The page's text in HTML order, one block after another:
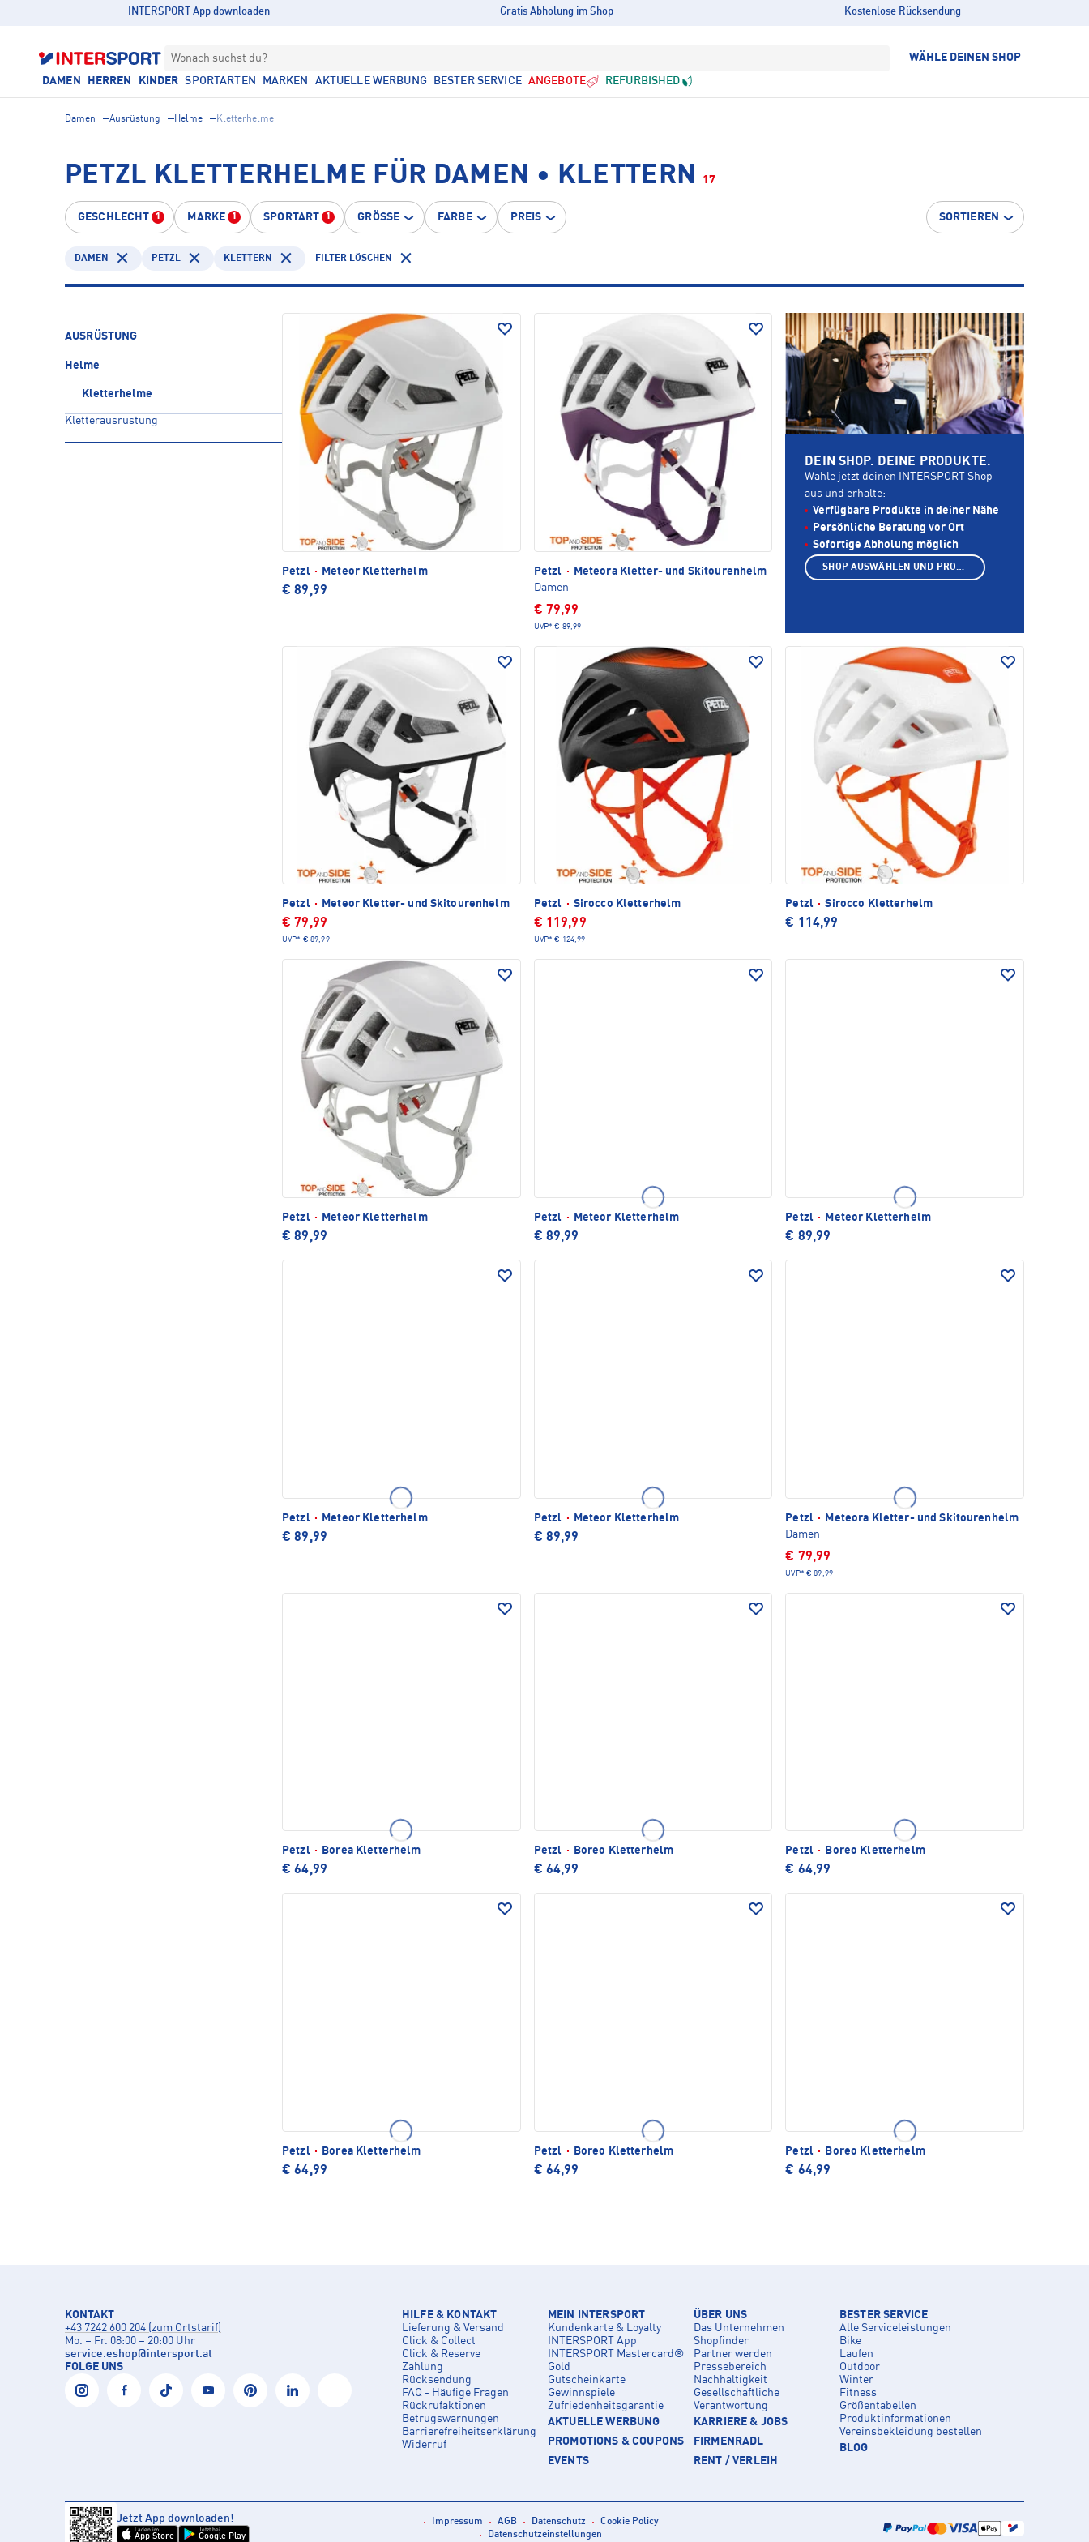
INTERSPORT App downloaden Gratis Abholung im Shop Kostenlose Rücksendung
Wonach suchst du? WÄHLE DEINEN SHOP
DAMEN HERREN KINDER SPORTARTEN MARKEN AKTUELLE WERBUNG BESTER SERVICE ANGEBOTE REFURBISHED
Damen Ausrüstung Helme Kletterhelme
PETZL KLETTERHELME FÜR DAMEN • KLETTERN 17
GESCHLECHT 1 MARKE 1 SPORTART 1 GRÖSSE FARBE PREIS SORTIEREN
DAMEN PETZL KLETTERN FILTER LÖSCHEN
AUSRÜSTUNG
Helme
Kletterhelme
Kletterausrüstung
Petzl · Meteor Kletterhelm
€ 89,99
Petzl ·
Meteora Kletter- und Skitourenhelm
Damen
€ 79,99
UVP* € 89,99
Petzl · Meteor Kletter- und Skitourenhelm
€ 79,99
UVP* € 89,99
Petzl · Sirocco Kletterhelm
€ 119,99
UVP* € 124,99
Petzl · Sirocco Kletterhelm
€ 114,99
Petzl · Meteor Kletterhelm
€ 89,99
Petzl · Meteor Kletterhelm
€ 89,99
Petzl · Meteor Kletterhelm
€ 89,99
Petzl · Meteor Kletterhelm
€ 89,99
Petzl · Meteor Kletterhelm
€ 89,99
Petzl ·
Meteora Kletter- und Skitourenhelm
Damen
€ 79,99
UVP* € 89,99
Petzl · Borea Kletterhelm
€ 64,99
Petzl · Boreo Kletterhelm
€ 64,99
Petzl · Boreo Kletterhelm
€ 64,99
Petzl · Borea Kletterhelm
€ 64,99
Petzl · Boreo Kletterhelm
€ 64,99
Petzl · Boreo Kletterhelm
€ 64,99
DEIN SHOP. DEINE PRODUKTE.
Wähle jetzt deinen INTERSPORT Shop
aus und erhalte:
Verfügbare Produkte in deiner Nähe
Persönliche Beratung vor Ort
Sofortige Abholung möglich
SHOP AUSWÄHLEN UND PRODUKTE ANZEIGEN
KONTAKT
+43 7242 600 204 (zum Ortstarif)
Mo. – Fr. 08:00 – 20:00 Uhr
service.eshop@intersport.at
FOLGE UNS
HILFE & KONTAKT
Lieferung & Versand
Click & Collect
Click & Reserve
Zahlung
Rücksendung
FAQ - Häufige Fragen
Rückrufaktionen
Betrugswarnungen
Barrierefreiheitserklärung
Widerruf
MEIN INTERSPORT
Kundenkarte & Loyalty
INTERSPORT App
INTERSPORT Mastercard®
Gold
Gutscheinkarte
Gewinnspiele
Zufriedenheitsgarantie
AKTUELLE WERBUNG
PROMOTIONS & COUPONS
EVENTS
ÜBER UNS
Das Unternehmen
Shopfinder
Partner werden
Pressebereich
Nachhaltigkeit
Gesellschaftliche
Verantwortung
KARRIERE & JOBS
FIRMENRADL
RENT / VERLEIH
BESTER SERVICE
Alle Serviceleistungen
Bike
Laufen
Outdoor
Winter
Fitness
Größentabellen
Produktinformationen
Vereinsbekleidung bestellen
BLOG
Jetzt App downloaden!
Laden im
App Store
Jetzt bei
Google Play
Impressum AGB Datenschutz
Cookie Policy
Datenschutzeinstellungen